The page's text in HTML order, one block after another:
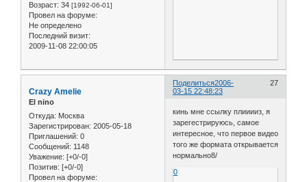
Возраст: 34 [1992-06-01]
Провел на форуме:
Не определено
Последний визит:
2009-11-08 22:00:05
Поделиться 27
2006-
03-15 22:48:23
Crazy Amelie
El nino
Откуда: Москва
Зарегистрирован: 2005-05-18
Приглашений: 0
Сообщений: 1148
Уважение: [+0/-0]
Позитив: [+0/-0]
Провел на форуме:
кинь мне ссылку плииииз, я
зарегестрируюсь, самое
интересное, что первое видео
того же формата открывается
нормально8/
0